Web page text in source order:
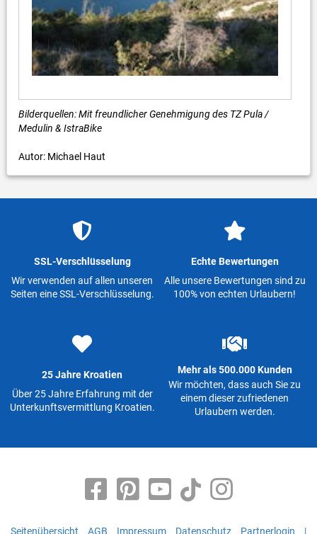
Bilderquellen: Mit freundlicher Genehmigung des TZ Pula /
Medulin & IstraBike
Autor: Michael Haut
SSL-Verschlüsselung
Wir verwenden auf allen unseren
Seiten eine SSL-Verschlüsselung.
Echte Bewertungen
Alle unsere Bewertungen sind zu
100% von echten Urlaubern!
25 Jahre Kroatien
Über 25 Jahre Erfahrung mit der
Unterkunftsvermittlung Kroatien.
Mehr als 500.000 Kunden
Wir möchten, dass auch Sie zu
einem dieser zufriedenen
Urlaubern werden.
Seitenübersicht AGB Impressum Datenschutz Partnerlogin |